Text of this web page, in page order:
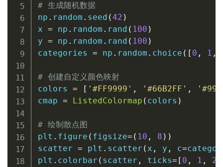
# 生成随机数据
np . random . seed (42 )
x = np . random . rand ( 100 )
y = np . random . rand ( 100 )
categories = np . random . choice ( [ 0 , 1 ,
# 创建自定义颜色映射
colors = [ '#FF9999' , '#66B2FF' ,
cmap = ListedColormap ( colors )
# 绘制散点图
plt . figure ( figsize= ( 10 , 8 ) )
scatter = plt . scatter ( x , y , c=
plt . colorbar ( scatter , ticks= [ 0 , 1 , 2